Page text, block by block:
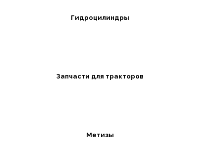
Гидроцилиндры
Запчасти для тракторов
Метизы